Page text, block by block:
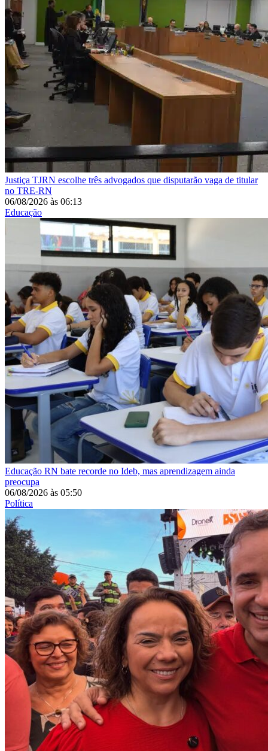
Justiça TJRN escolhe três advogados que disputarão vaga de titular
no TRE-RN
06/08/2026 às 06:13
Educação
Educação RN bate recorde no Ideb, mas aprendizagem ainda
preocupa
06/08/2026 às 05:50
Política